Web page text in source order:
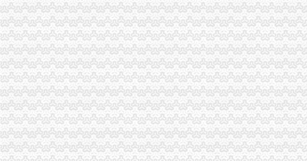
南坪五公里现在是划给海棠溪街道办的吗_重庆_论坛_天涯社区
重庆南岸海棠溪民办大学招生,重庆南岸海棠溪民办职业学校,重庆南
重庆中国建设银行海棠溪分理处_电话_地址|在哪里_营业时间-重庆本地
重庆南岸区海棠溪街道办附近酒店_重庆南岸区海棠溪街道办附近宾馆
中国建设银行股份有限公司重庆南岸海棠溪支行联系方式_信用报告_
可靠的公司注销成都哪里有-海棠溪街道公司注销
【钢运房产海棠溪商圈办公环境】钢运房产海棠溪商圈工作环境如何、
中国邮政储蓄银行股份有限公司重庆南岸区海棠溪营业所联系方式_信
重庆海棠溪装修装饰
重庆市南岸区人民海棠溪街道办事处招标采购信息
海棠溪街道举办演讲比赛孩童与员同台讲法-新闻频道-华龙网